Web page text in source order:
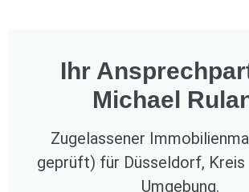
Ihr
Michael
Zugelassener
geprüft) für Düsseldorf, Kreis
Umgebung.